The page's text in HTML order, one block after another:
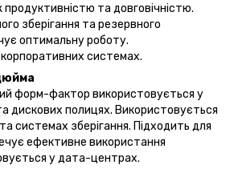
та довговічністю.
зберігання та резервного
оптимальну роботу.
системах.
форм-фактор використовується у
дискових полицях. Використовується
системах зберігання. Підходить для
ефективне використання
у дата-центрах.